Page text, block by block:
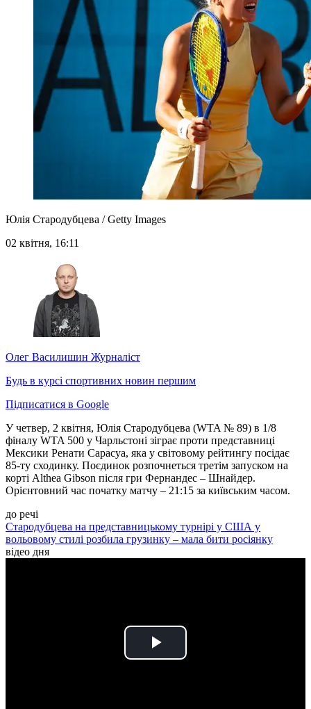
Юлія Стародубцева / Getty Images
02 квітня, 16:11
Олег Василишин Журналіст
Будь в курсі спортивних новин першим
Підписатися в Google
У четвер, 2 квітня, Юлія Стародубцева (WTA № 89) в 1/8
фіналу WTA 500 у Чарльстоні зіграє проти представниці
Мексики Ренати Сарасуа, яка у світовому рейтингу посідає
85-ту сходинку. Поєдинок розпочнеться третім запуском на
корті Althea Gibson після гри Фернандес – Шнайдер.
Орієнтовний час початку матчу – 21:15 за київським часом.
до речі
Стародубцева на представницькому турнірі у США у
вольовому стилі розбила грузинку – мала бити росіянку
відео дня
Play